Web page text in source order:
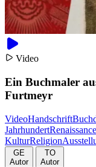
Video
Ein Buchmaler
Furtmeyr
VideoHandschrift
JahrhundertRenaissance
KulturReligion
GE
Autor
TO
Autor